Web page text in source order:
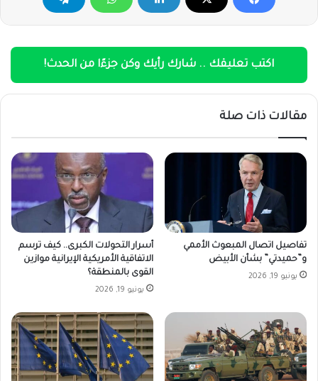
اكتب تعليقك .. شارك رأيك وكن جزءًا من الحدث!
مقالات ذات صلة
تفاصيل اتصال المبعوث الأممي
و”حميدتي” بشأن الأبيض
يونيو 19, 2026
أسرار التحولات الكبرى.. كيف ترسم
الاتفاقية الأمريكية الإيرانية موازين
القوى بالمنطقة؟
يونيو 19, 2026